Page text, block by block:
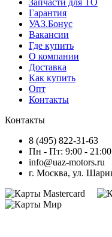
Гарантия
УАЗ.Бонус
Вакансии
Где купить
О компании
Доставка
Как купить
Опт
Контакты
Контакты
8 (495) 822-31-63
Пн - Пт: 9:00 -
info@uaz-motors.ru
г. Москва, ул.